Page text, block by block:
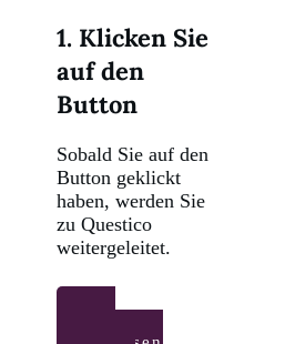
1. Klicken Sie
auf den
Button
Sobald Sie auf den
Button geklickt
haben, werden Sie
zu Questico
weitergeleitet.